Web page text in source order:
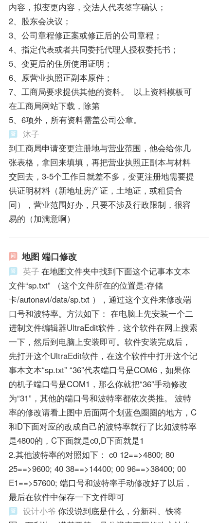
内容，拟变更内容，交法人代表签字确认；
2、股东会决议；
3、公司章程修正案或修正后的公司章程；
4、指定代表或者共同委托代理人授权委托书；
5、变更后的住所使用证明；
6、原营业执照正副本原件；
7、工商局要求提供其他的资料。 以上资料模板可
在工商局网站下载，除第
5、6项外，所有资料需盖公司公章。
沐子
到工商局申请变更注册地与营业范围，他会给你几
张表格，拿回来填填，再把营业执照正副本与材料
交回去，3-5个工作日就差不多，变更注册地需要提
供证明材料（新地址房产证，土地证，或租赁合
同），营业范围好办，只要不涉及行政限制，很容
易的（加满意啊）
地图 端口修改
英子 在地图文件夹中找到下面这个记事本文本
文件“sp.txt” （这个文件所在的位置是:存储
卡/autonavi/data/sp.txt ），通过这个文件来修改端
口号和波特率。方法如下： 在电脑上先安装一个二
进制文件编辑器UltraEdit软件，这个软件在网上搜索
一下，然后到电脑上安装即可。软件安装完成后，
先打开这个UltraEdit软件，在这个软件中打开这个记
事本文本“sp.txt” “36”代表端口号是COM6，如果你
的机子端口号是COM1，那么你就把“36”手动修改
为“31”，其他的端口号和波特率都依次类推。 波特
率的修改请看上图中后面两个划蓝色圈圈的地方，C
和D下面对应的改成自己的波特率就行了比如波特率
是4800的，C下面就是c0,D下面就是1
2.其他波特率的对照如下： c0 12==>4800; 80
25==>9600; 40 38==>14400; 00 96==>38400; 00
E1==>57600; 端口号和波特率手动修改好了以后，
最后在软件中保存一下文件即可
设计小爷 你没说到底是什么，分新科、铁将